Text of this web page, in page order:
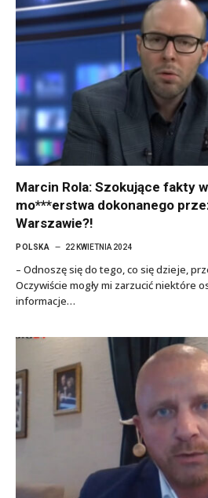
Marcin Rola: Szokujące fakty
mo***erstwa dokonanego
Warszawie?!
POLSKA 22 KWIETNIA 2024
– Odnoszę się do tego, co się dzieje,
Oczywiście mogły mi zarzucić niektóre
informacje…